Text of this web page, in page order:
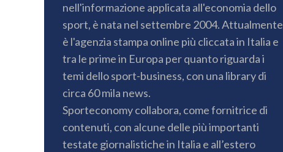
nell'informazione applicata all'economia dello
sport, è nata nel settembre 2004. Attualmente
è l'agenzia stampa online più cliccata in Italia e
tra le prime in Europa per quanto riguarda i
temi dello sport-business, con una library di
circa 60 mila news.
Sporteconomy collabora, come fornitrice di
contenuti, con alcune delle più importanti
testate giornalistiche in Italia e all’estero